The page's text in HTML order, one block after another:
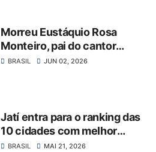
Morreu Eustáquio Rosa
Monteiro, pai do cantor
Robinson Monteiro
BRASIL JUN 02, 2026
Jatí entra para o ranking das
10 cidades com melhor
qualidade de vida do Ceará
BRASIL MAI 21, 2026